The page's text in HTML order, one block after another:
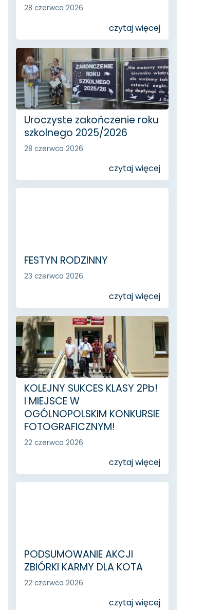
28 czerwca 2026
czytaj więcej
Uroczyste zakończenie roku
szkolnego 2025/2026
28 czerwca 2026
czytaj więcej
FESTYN RODZINNY
23 czerwca 2026
czytaj więcej
KOLEJNY SUKCES KLASY 2Pb!
I MIEJSCE W
OGÓLNOPOLSKIM KONKURSIE
FOTOGRAFICZNYM!
22 czerwca 2026
czytaj więcej
PODSUMOWANIE AKCJI
ZBIÓRKI KARMY DLA KOTA
22 czerwca 2026
czytaj więcej